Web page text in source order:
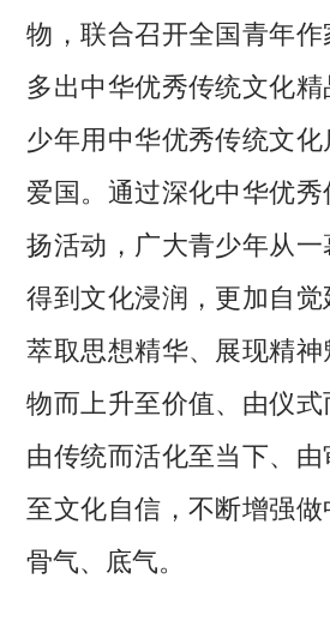
物，联合召开全国青年
多出中华优秀传统文化
少年用中华优秀传统文
爱国。通过深化中华优
扬活动，广大青少年从
得到文化浸润，更加自觉
萃取思想精华、展现精
物而上升至价值、由仪式
由传统而活化至当下、
至文化自信，不断增强做
骨气、底气。